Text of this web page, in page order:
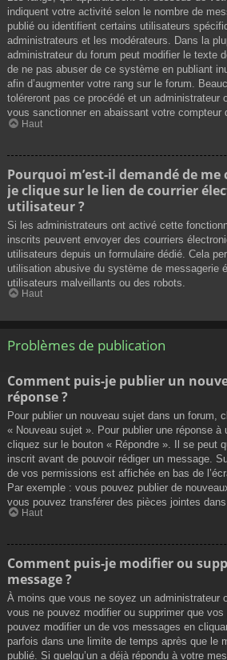
indiquent votre activité selon le nombre de
publié ou identifient certains utilisateurs
administrateurs et les modérateurs. Dans la
administrateur du forum peut modifier le texte
de ne pas abuser de ce système en publiant
afin d’augmenter votre rang sur le forum.
toléreront pas ce procédé et un administrateur
vous sanctionner en abaissant votre compteur
Haut
Pourquoi m’est-il demandé de
je clique sur le lien de courrier
utilisateur ?
Si les administrateurs ont activé cette
inscrits peuvent envoyer des courriers
utilisateurs depuis un formulaire dédié. Cela
utilisation abusive du système de messagerie
utilisateurs malveillants ou des robots.
Haut
Problèmes de publication
Comment puis-je publier un
réponse ?
Pour publier un nouveau sujet dans un forum,
« Nouveau sujet ». Pour publier une réponse à
cliquez sur le bouton « Répondre ». Il se peut
inscrit avant de pouvoir rédiger un message.
de vos permissions est affichée en bas de
Par exemple : vous pouvez publier de
vous pouvez transférer des pièces jointes
Haut
Comment puis-je modifier ou
message ?
À moins que vous ne soyez un administrateur
vous ne pouvez modifier ou supprimer que
pouvez modifier un de vos messages en
parfois dans une limite de temps après que le
publié. Si quelqu’un a déjà répondu à votre